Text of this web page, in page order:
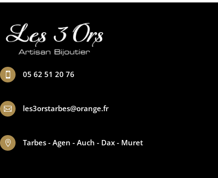
 05 62 51 20 76
 les3orstarbes@orange.fr
 Tarbes - Agen - Auch - Dax - Muret